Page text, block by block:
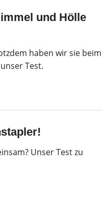
und Hölle
haben wir sie beim
Test.
Unser Test zu